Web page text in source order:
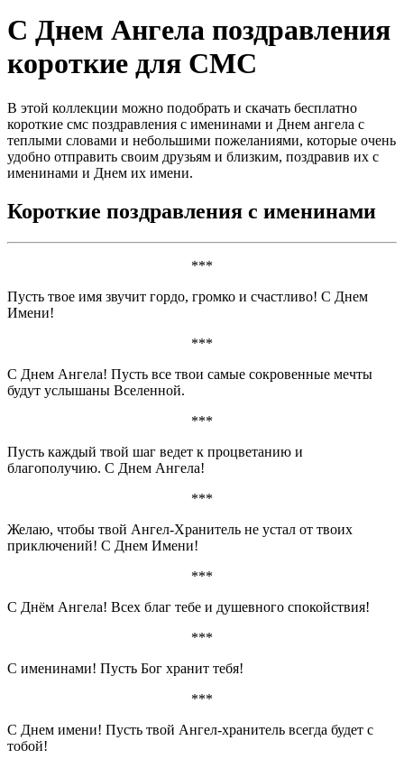
С Днем Ангела поздравления
короткие для СМС
В этой коллекции можно подобрать и скачать бесплатно
короткие смс поздравления с именинами и Днем ангела с
теплыми словами и небольшими пожеланиями, которые очень
удобно отправить своим друзьям и близким, поздравив их с
именинами и Днем их имени.
Короткие поздравления с именинами
***
Пусть твое имя звучит гордо, громко и счастливо! С Днем
Имени!
***
С Днем Ангела! Пусть все твои самые сокровенные мечты
будут услышаны Вселенной.
***
Пусть каждый твой шаг ведет к процветанию и
благополучию. С Днем Ангела!
***
Желаю, чтобы твой Ангел-Хранитель не устал от твоих
приключений! С Днем Имени!
***
С Днём Ангела! Всех благ тебе и душевного спокойствия!
***
С именинами! Пусть Бог хранит тебя!
***
С Днем имени! Пусть твой Ангел-хранитель всегда будет с
тобой!